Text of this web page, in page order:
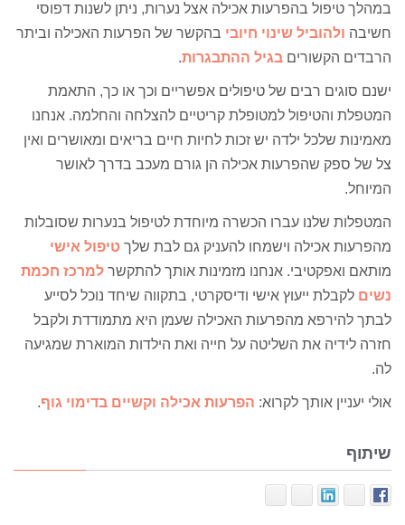
במהלך טיפול בהפרעות אכילה אצל נערות, ניתן לשנות דפוסי
חשיבה ולהוביל שינוי חיובי בהקשר של הפרעות האכילה וביתר
הרבדים הקשורים בגיל ההתבגרות.
ישנם סוגים רבים של טיפולים אפשריים וכך או כך, התאמת
המטפלת והטיפול למטופלת קריטיים להצלחה והחלמה. אנחנו
מאמינות שלכל ילדה יש זכות לחיות חיים בריאים ומאושרים ואין
צל של ספק שהפרעות אכילה הן גורם מעכב בדרך לאושר
המיוחל.
המטפלות שלנו עברו הכשרה מיוחדת לטיפול בנערות שסובלות
מהפרעות אכילה וישמחו להעניק גם לבת שלך טיפול אישי
מותאם ואפקטיבי. אנחנו מזמינות אותך להתקשר למרכז חכמת
נשים לקבלת ייעוץ אישי ודיסקרטי, בתקווה שיחד נוכל לסייע
לבתך להירפא מהפרעות האכילה שעמן היא מתמודדת ולקבל
חזרה לידיה את השליטה על חייה ואת הילדות המוארת שמגיעה
לה.
אולי יעניין אותך לקרוא: הפרעות אכילה וקשיים בדימוי גוף.
שיתוף